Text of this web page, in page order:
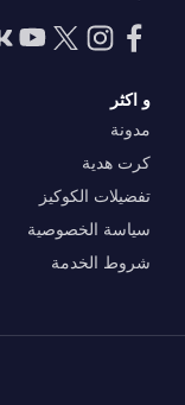
و اكثر
مدونة
كرت هدية
تفضيلات الكوكيز
سياسة الخصوصية
شروط الخدمة